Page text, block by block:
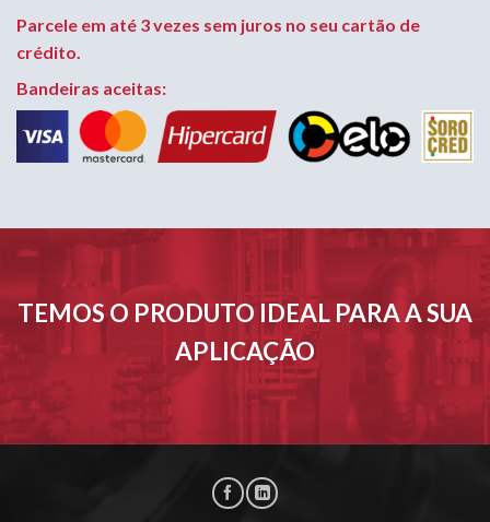
Parcele em até 3 vezes sem juros no seu cartão de
crédito.
Bandeiras aceitas:
TEMOS O PRODUTO IDEAL PARA A SUA
APLICAÇÃO